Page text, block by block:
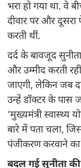
भरा हो गया था. वे
दीवार पर और
करती थीं.
दर्द के बावजूद
और उम्मीद करती
जाएगी, लेकिन जब
उन्हें डॉक्टर के पास
‘मुख्यमंत्री
बारे में पता चला,
पंजीकरण करवाने
बदल गई सुनीता